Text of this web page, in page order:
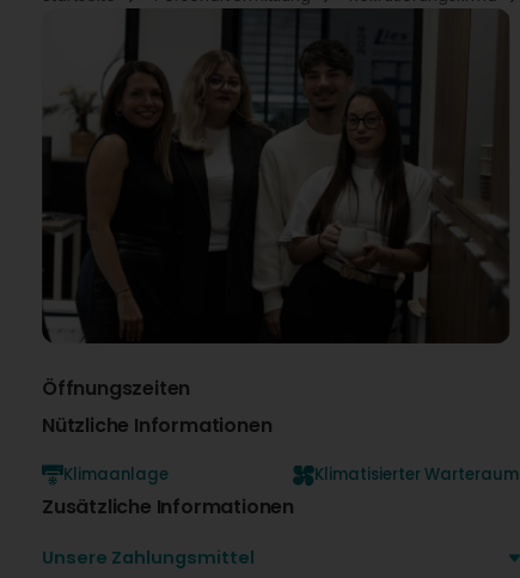
Öffnungszeiten
Nützliche Informationen
Klimaanlage Klimatisierter Warteraum
Zusätzliche Informationen
Unsere Zahlungsmittel